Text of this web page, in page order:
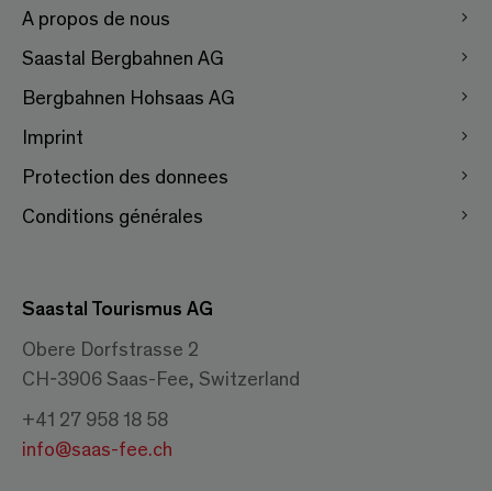
A propos de nous
Saastal Bergbahnen AG
Bergbahnen Hohsaas AG
Imprint
Protection des donnees
Conditions générales
Saastal Tourismus AG
Obere Dorfstrasse 2
CH-3906 Saas-Fee, Switzerland
+41 27 958 18 58
info@saas-fee.ch